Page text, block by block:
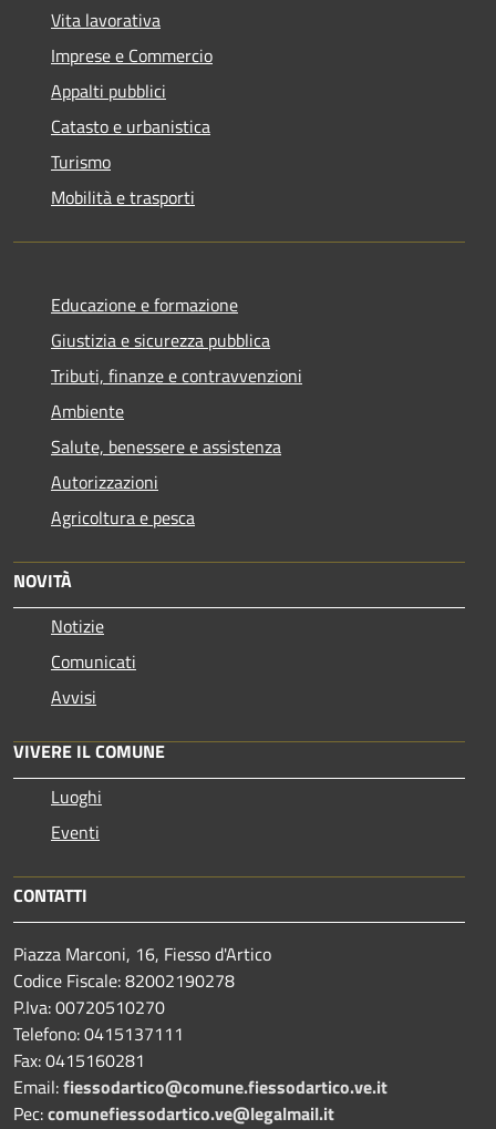
Vita lavorativa
Imprese e Commercio
Appalti pubblici
Catasto e urbanistica
Turismo
Mobilità e trasporti
Educazione e formazione
Giustizia e sicurezza pubblica
Tributi, finanze e contravvenzioni
Ambiente
Salute, benessere e assistenza
Autorizzazioni
Agricoltura e pesca
NOVITÀ
Notizie
Comunicati
Avvisi
VIVERE IL COMUNE
Luoghi
Eventi
CONTATTI
Piazza Marconi, 16, Fiesso d'Artico
Codice Fiscale: 82002190278
P.Iva: 00720510270
Telefono:0415137111
Fax:0415160281
Email:fiessodartico@comune.fiessodartico.ve.it
Pec:comunefiessodartico.ve@legalmail.it